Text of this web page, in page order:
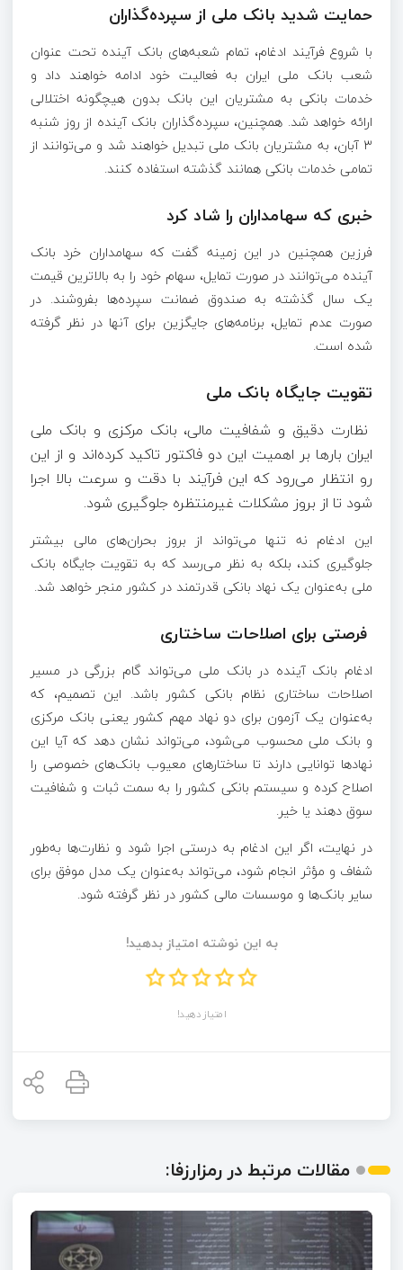
حمایت شدید بانک ملی از سپرده‌گذاران
با شروع فرآیند ادغام، تمام شعبه‌های بانک آینده تحت عنوان
شعب بانک ملی ایران به فعالیت خود ادامه خواهند داد و
خدمات بانکی به مشتریان این بانک بدون هیچگونه اختلالی
ارائه خواهد شد. همچنین، سپرده‌گذاران بانک آینده از روز شنبه
۳ آبان، به مشتریان بانک ملی تبدیل خواهند شد و می‌توانند از
تمامی خدمات بانکی همانند گذشته استفاده کنند.
خبری که سهامداران را شاد کرد
فرزین همچنین در این زمینه گفت که سهامداران خرد بانک
آینده می‌توانند در صورت تمایل، سهام خود را به بالاترین قیمت
یک سال گذشته به صندوق ضمانت سپرده‌ها بفروشند. در
صورت عدم تمایل، برنامه‌های جایگزین برای آنها در نظر گرفته
شده است.
تقویت جایگاه بانک ملی
نظارت دقیق و شفافیت مالی، بانک مرکزی و بانک ملی
ایران بار‌ها بر اهمیت این دو فاکتور تاکید کرده‌اند و از این
رو انتظار می‌رود که این فرآیند با دقت و سرعت بالا اجرا
شود تا از بروز مشکلات غیرمنتظره جلوگیری شود.
این ادغام نه تنها می‌تواند از بروز بحران‌های مالی بیشتر
جلوگیری کند، بلکه به نظر می‌رسد که به تقویت جایگاه بانک
ملی به‌عنوان یک نهاد بانکی قدرتمند در کشور منجر خواهد شد.
فرصتی برای اصلاحات ساختاری
ادغام بانک آینده در بانک ملی می‌تواند گام بزرگی در مسیر
اصلاحات ساختاری نظام بانکی کشور باشد. این تصمیم، که
به‌عنوان یک آزمون برای دو نهاد مهم کشور یعنی بانک مرکزی
و بانک ملی محسوب می‌شود، می‌تواند نشان دهد که آیا این
نهاد‌ها توانایی دارند تا ساختار‌های معیوب بانک‌های خصوصی را
اصلاح کرده و سیستم بانکی کشور را به سمت ثبات و شفافیت
سوق دهند یا خیر.
در نهایت، اگر این ادغام به درستی اجرا شود و نظارت‌ها به‌طور
شفاف و مؤثر انجام شود، می‌تواند به‌عنوان یک مدل موفق برای
سایر بانک‌ها و موسسات مالی کشور در نظر گرفته شود.
به این نوشته امتیاز بدهید!
امتیاز دهید!
مقالات مرتبط در رمزارزفا: